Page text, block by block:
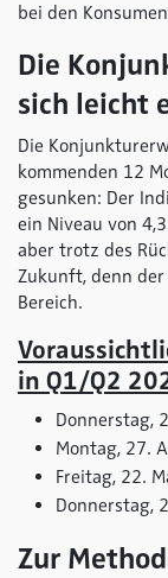
bei den
Die
sich leicht
Die
kommenden 12
gesunken: Der
ein Niveau von
aber trotz des
Zukunft, denn
Bereich.
in Q1/Q2
Donnerstag,
Montag, 27.
Freitag, 22.
Donnerstag,
Zur